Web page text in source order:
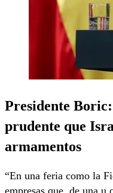
Presidente
prudente que
armamentos
“En una feria como la